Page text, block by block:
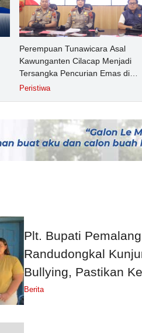
Perempuan Tunawicara Asal
Kawunganten Cilacap Menjadi
Tersangka Pencurian Emas di
Purbalingga
Peristiwa
Plt. Bupati
Randudongkal
Bullying, Pastikan
Berita